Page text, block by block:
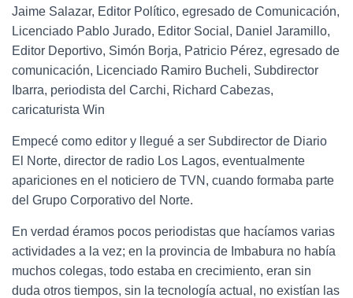
Jaime Salazar, Editor Político, egresado de Comunicación,
Licenciado Pablo Jurado, Editor Social, Daniel Jaramillo,
Editor Deportivo, Simón Borja, Patricio Pérez, egresado de
comunicación, Licenciado Ramiro Bucheli, Subdirector
Ibarra, periodista del Carchi, Richard Cabezas,
caricaturista Win
Empecé como editor y llegué a ser Subdirector de Diario
El Norte, director de radio Los Lagos, eventualmente
apariciones en el noticiero de TVN, cuando formaba parte
del Grupo Corporativo del Norte.
En verdad éramos pocos periodistas que hacíamos varias
actividades a la vez; en la provincia de Imbabura no había
muchos colegas, todo estaba en crecimiento, eran sin
duda otros tiempos, sin la tecnología actual, no existían las